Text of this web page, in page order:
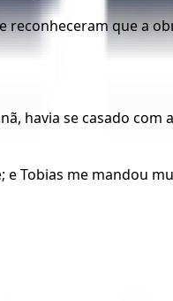
reconheceram que a
havia se casado
Tobias me mandou